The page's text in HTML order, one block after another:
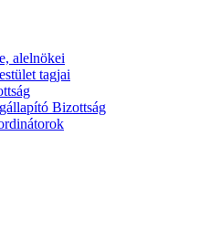
alelnökei
tagjai
Bizottság